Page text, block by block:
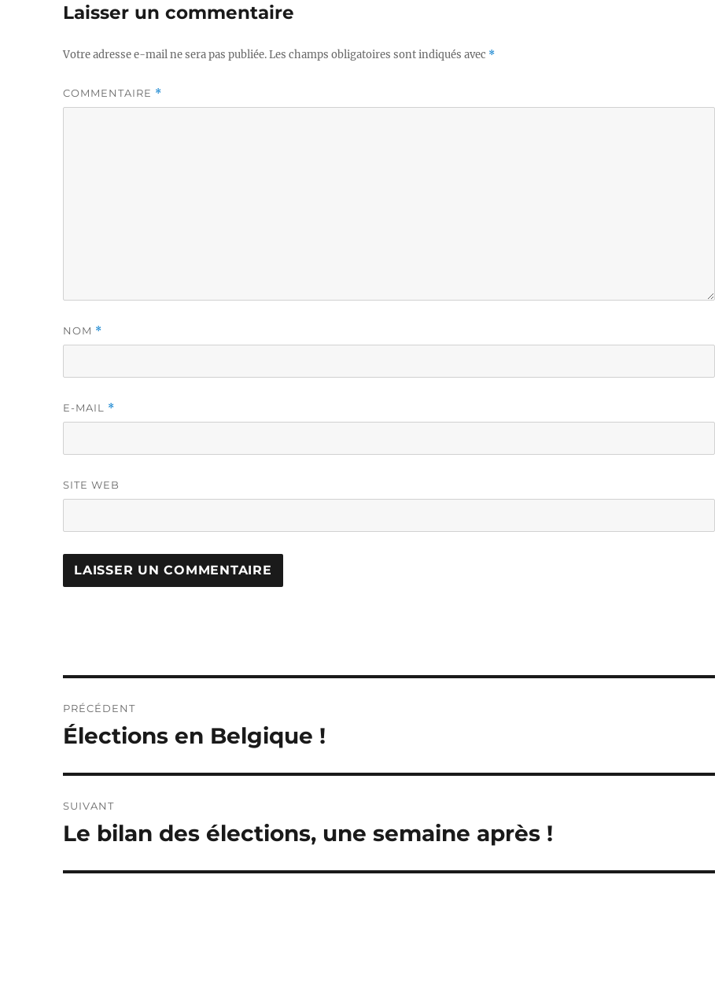
Laisser un commentaire
Votre adresse e-mail ne sera pas publiée.Les champs obligatoires sont indiqués avec *
COMMENTAIRE *
NOM *
E-MAIL *
SITE WEB
de
PRÉCÉDENT
Publication
Élections en Belgique !
SUIVANT
Publication
Le bilan des élections, une semaine après !